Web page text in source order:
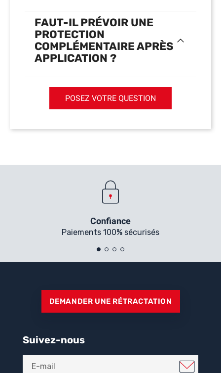
FAUT-IL PRÉVOIR UNE
PROTECTION
COMPLÉMENTAIRE APRÈS
APPLICATION ?
POSEZ VOTRE QUESTION
Confiance
Paiements 100% sécurisés
DEMANDER UNE RÉTRACTATION
Suivez-nous